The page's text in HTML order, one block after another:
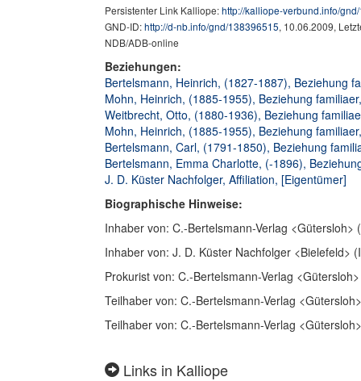
Persistenter Link Kalliope:http://kalliope-verbund.info/
GND-ID:http://d-nb.info/gnd/138396515, 10.06.2009,
NDB/ADB-online
Beziehungen:
Bertelsmann, Heinrich, (1827-1887), Beziehung
Mohn, Heinrich, (1885-1955), Beziehung
Weitbrecht, Otto, (1880-1936), Beziehung
Mohn, Heinrich, (1885-1955), Beziehung
Bertelsmann, Carl, (1791-1850), Beziehung
Bertelsmann, Emma Charlotte, (-1896),
J. D. Küster Nachfolger, Affiliation, [Eigentümer]
Biographische Hinweise:
Inhaber von: C.-Bertelsmann-Verlag
Inhaber von: J. D. Küster Nachfolger <Bielefeld>
Prokurist von: C.-Bertelsmann-Verlag
Teilhaber von: C.-Bertelsmann-Verlag
Teilhaber von: C.-Bertelsmann-Verlag
Links in Kalliope